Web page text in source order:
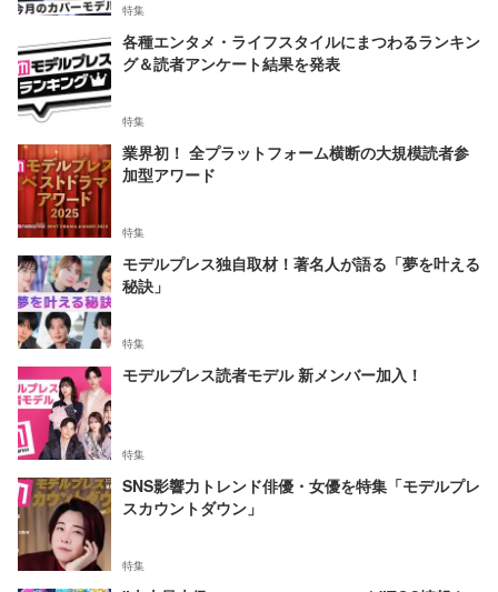
特集
各種エンタメ・ライフスタイルにまつわるランキン
グ＆読者アンケート結果を発表
特集
業界初！ 全プラットフォーム横断の大規模読者参
加型アワード
特集
モデルプレス独自取材！著名人が語る「夢を叶える
秘訣」
特集
モデルプレス読者モデル 新メンバー加入！
特集
SNS影響力トレンド俳優・女優を特集「モデルプレ
スカウントダウン」
特集